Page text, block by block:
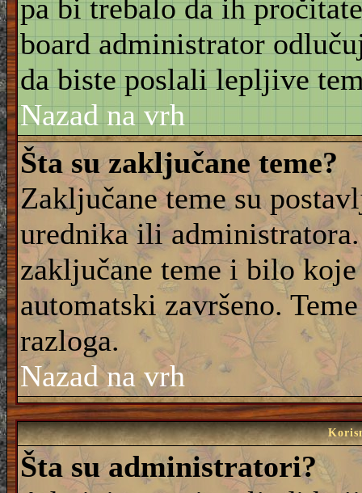
pa bi trebalo da ih
board administrator
da biste poslali lepljive
Nazad na vrh
Šta su zaključane teme?
Zaključane teme su
urednika ili
zaključane teme i bilo
automatski završeno.
razloga.
Nazad na vrh
Šta su administratori?